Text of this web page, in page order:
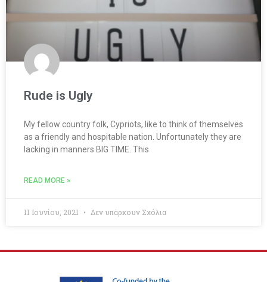
Rude is Ugly
My fellow country folk, Cypriots, like to think of themselves
as a friendly and hospitable nation. Unfortunately they are
lacking in manners BIG TIME. This
READ MORE »
11 Ιουνίου, 2021 Δεν υπάρχουν Σχόλια